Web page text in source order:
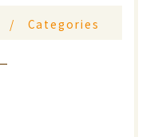
Categories